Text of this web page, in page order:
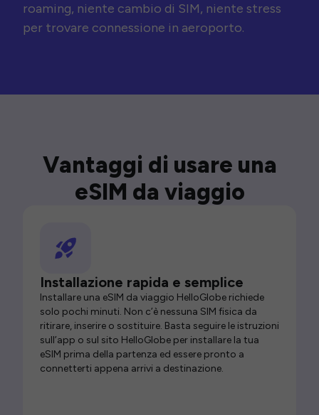
roaming, niente cambio di SIM, niente stress
per trovare connessione in aeroporto.
Vantaggi di usare una
eSIM da viaggio
Installazione rapida e semplice
Installare una eSIM da viaggio HelloGlobe richiede
solo pochi minuti. Non c’è nessuna SIM fisica da
ritirare, inserire o sostituire. Basta seguire le istruzioni
sull’app o sul sito HelloGlobe per installare la tua
eSIM prima della partenza ed essere pronto a
connetterti appena arrivi a destinazione.